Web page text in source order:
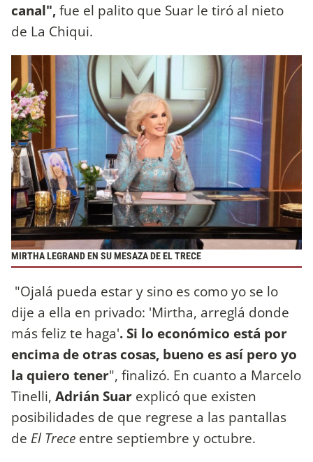
canal",fue el palito que Suar le tiró al nieto
de La Chiqui.
MIRTHA LEGRAND EN SU MESAZA DE EL TRECE
"Ojalá pueda estar y sino es como yo se lo
dije a ella en privado: 'Mirtha, arreglá donde
más feliz te haga'. Si lo económico está por
encima de otras cosas, bueno es así pero yo
la quiero tener", finalizó. En cuanto a Marcelo
Tinelli, Adrián Suar explicó que existen
posibilidades de que regrese a las pantallas
de El Trece entre septiembre y octubre.